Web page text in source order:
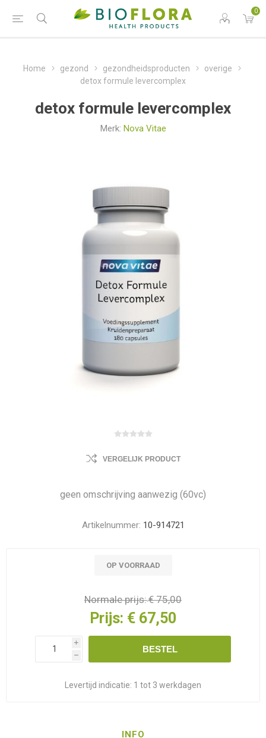
0
Home gezond gezondheidsproducten
overige
detox formule levercomplex
detox formule levercomplex
Merk: Nova Vitae
VERGELIJK PRODUCT
geen omschrijving aanwezig (60vc)
Artikelnummer: 10-914721
OP VOORRAAD
Normale prijs:€ 75,00
Prijs: € 67,50
i
h
BESTEL
Levertijd indicatie: 1 tot 3 werkdagen
INFO